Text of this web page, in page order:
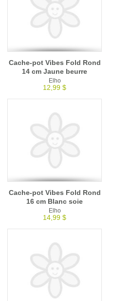
Cache-pot Vibes Fold Rond
14 cm Jaune beurre
Elho
12,99 $
Cache-pot Vibes Fold Rond
16 cm Blanc soie
Elho
14,99 $